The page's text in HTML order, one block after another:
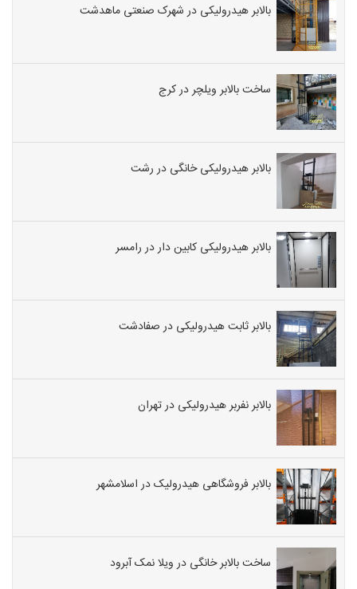
بالابر هیدرولیکی در شهرک صنعتی ماهدشت
ساخت بالابر ویلچر در کرج
بالابر هیدرولیکی خانگی در رشت
بالابر هیدرولیکی کابین دار در رامسر
بالابر ثابت هیدرولیکی در صفادشت
بالابر نفربر هیدرولیکی در تهران
بالابر فروشگاهی هیدرولیک در اسلامشهر
ساخت بالابر خانگی در ویلا نمک آبرود